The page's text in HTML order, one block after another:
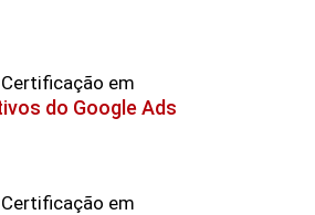
Certificação em
do Google Ads
Certificação em